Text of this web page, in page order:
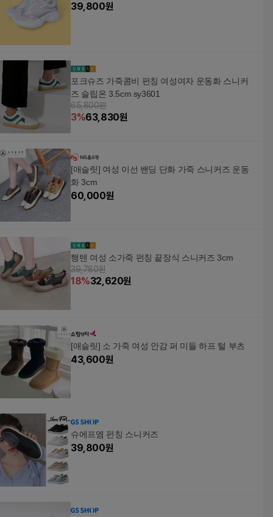
39,800원
포크슈즈 가죽콤비 펀칭 여성여자 운동화 스니커
즈 슬립온 3.5cm sy3601
65,800원
3%63,830원
[애슬릿] 여성 이선 밴딩 단화 가죽 스니커즈 운동
화 3cm
60,000원
행텐 여성 소가죽 펀칭 끝장식 스니커즈 3cm
39,780원
18%32,620원
[애슬릿] 소 가죽 여성 안감 퍼 미들 하프 털 부츠
43,600원
슈에프엠 펀칭 스니커즈
39,800원